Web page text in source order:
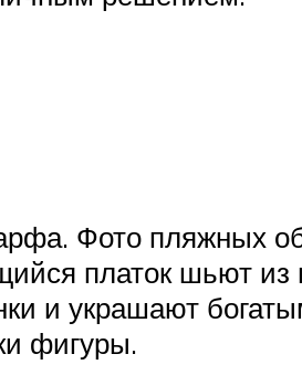
Фото пляжных
платок шьют
и украшают
фигуры.